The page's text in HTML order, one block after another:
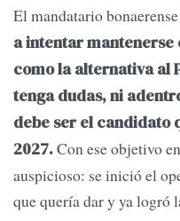
El mandatario
a intentar mantenerse
como la alternativa al
tenga dudas, ni
debe ser el candidato
2027.Con ese objetivo
auspicioso: se inició el
que quería dar y ya logró